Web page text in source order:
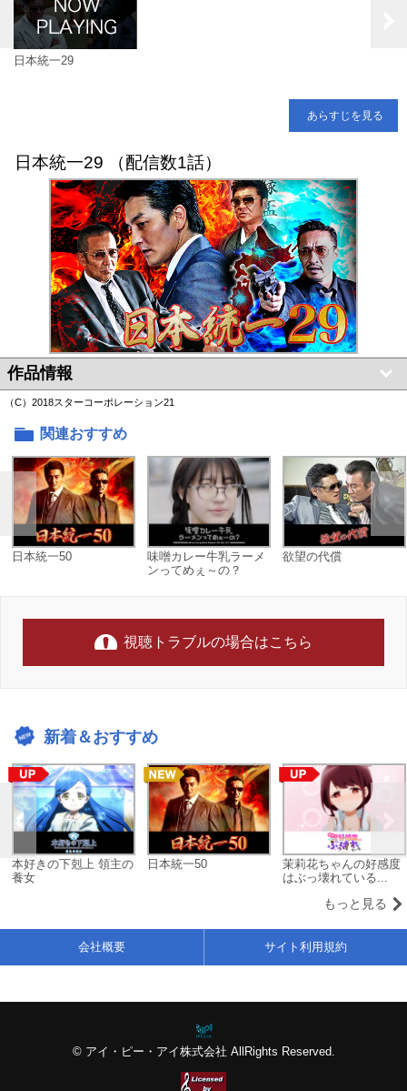
日本統一29
あらすじを見る
日本統一29 （配信数1話）
作品情報
（C）2018スターコーポレーション21
関連おすすめ
日本統一50
味噌カレー牛乳ラーメ
ンってめぇ～の？
欲望の代償
視聴トラブルの場合はこちら
新着＆おすすめ
本好きの下剋上 領主の
養女
日本統一50
茉莉花ちゃんの好感度
はぶっ壊れている...
もっと見る
© アイ・ピー・アイ株式会社 AllRights Reserved.
会社概要 サイト利用規約